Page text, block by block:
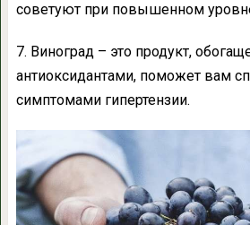
советуют при повышенном
7. Виноград – это продукт,
антиоксидантами, поможет вам
симптомами гипертензии.